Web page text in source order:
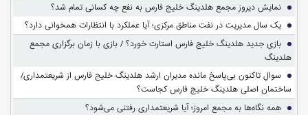
نمایش دیروز مجمع هلدینگ خلیج فارس به نفع چه کسانی تمام شد؟
یک سال مدیریت در نفت مناطق مرکزی؛ آیا عملکرد با انتظارات همخوانی دارد؟
بازی جدید هلدینگ خلیج فارس استارت خورد؟ / بازی با زمان برگزاری مجمع
هلدینگ
سوالِ تاکنون بی‌پاسخ مانده مدیران ارشد هلدینگ خلیج فارس از شریعتمداری/
ساختمان اصلی هلدینگ خلیج فارس کجاست؟
همه نگاه‌ها به مجمع امروز؛ آیا شریعتمداری رفتنی می‌شود؟